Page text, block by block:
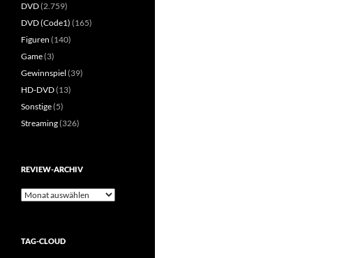
DVD(2.759)
DVD (Code1) (165)
Figuren (140)
Game(3)
Gewinnspiel (39)
HD-DVD(13)
Sonstige(5)
Streaming(326)
REVIEW-ARCHIV
Review-
TAG-CLOUD